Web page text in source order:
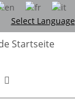
Select Language